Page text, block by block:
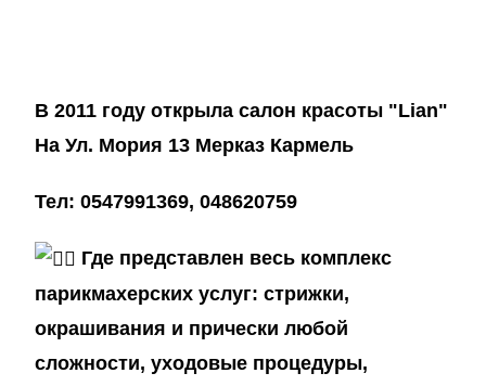
"В 2011 году открыла салон красоты "Lian
На Ул. Мория 13 Мерказ Кармель
Тел: 0547991369, 048620759
Где представлен весь комплекс
парикмахерских услуг: стрижки,
окрашивания и прически любой
сложности, уходовые процедуры,